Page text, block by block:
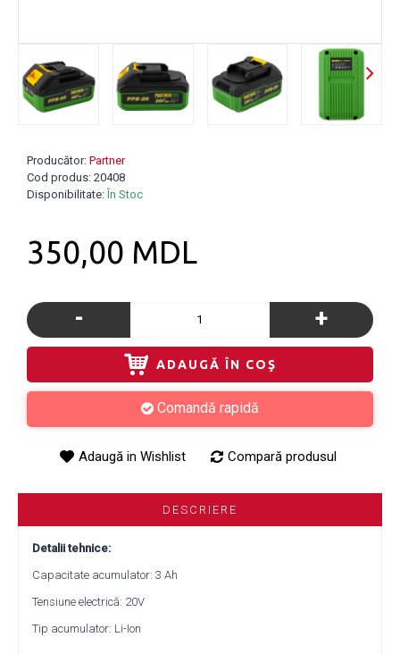
Producător: Partner
Cod produs: 20408
Disponibilitate: În Stoc
350,00 MDL
- +
ADAUGĂ ÎN COŞ
Comandă rapidă
Adaugă in Wishlist Compară produsul
DESCRIERE
Detalii tehnice:
Capacitate acumulator: 3 Ah
Tensiune electrică: 20V
Tip acumulator: Li-Ion